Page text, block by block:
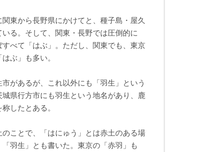
東から長野県にかけてと、種子島・屋久
る。そして、関東・長野では圧倒的に
べて「はぶ」。ただし、関東でも、東京
ぶ」も多い。
があるが、これ以外にも「羽生」という
県行方市にも羽生という地名があり、鹿
したとある。
ことで、「はにゅう」とは赤土のある場
羽生」とも書いた。東京の「赤羽」も